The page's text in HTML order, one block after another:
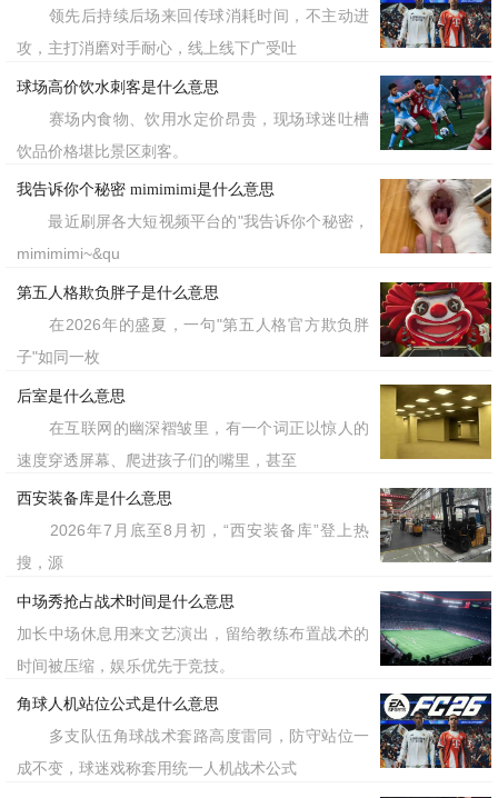
领先后持续后场来回传球消耗时间，不主动进
攻，主打消磨对手耐心，线上线下广受吐
球场高价饮水刺客是什么意思
赛场内食物、饮用水定价昂贵，现场球迷吐槽
饮品价格堪比景区刺客。
我告诉你个秘密 mimimimi是什么意思
最近刷屏各大短视频平台的"我告诉你个秘密，
mimimimi~&qu
第五人格欺负胖子是什么意思
在2026年的盛夏，一句"第五人格官方欺负胖
子"如同一枚
后室是什么意思
在互联网的幽深褶皱里，有一个词正以惊人的
速度穿透屏幕、爬进孩子们的嘴里，甚至
西安装备库是什么意思
2026年7月底至8月初，“西安装备库”登上热
搜，源
中场秀抢占战术时间是什么意思
加长中场休息用来文艺演出，留给教练布置战术的
时间被压缩，娱乐优先于竞技。
角球人机站位公式是什么意思
多支队伍角球战术套路高度雷同，防守站位一
成不变，球迷戏称套用统一人机战术公式